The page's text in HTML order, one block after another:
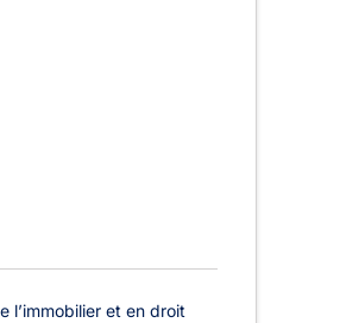
l’immobilier et en droit